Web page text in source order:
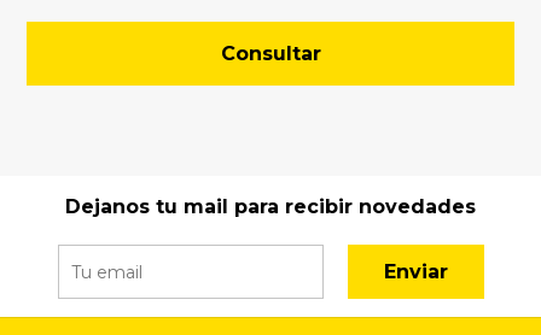
Consultar
Dejanos tu mail para recibir novedades
Enviar